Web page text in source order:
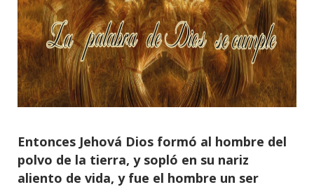
Entonces Jehová Dios formó al hombre del
polvo de la tierra, y sopló en su nariz
aliento de vida, y fue el hombre un ser